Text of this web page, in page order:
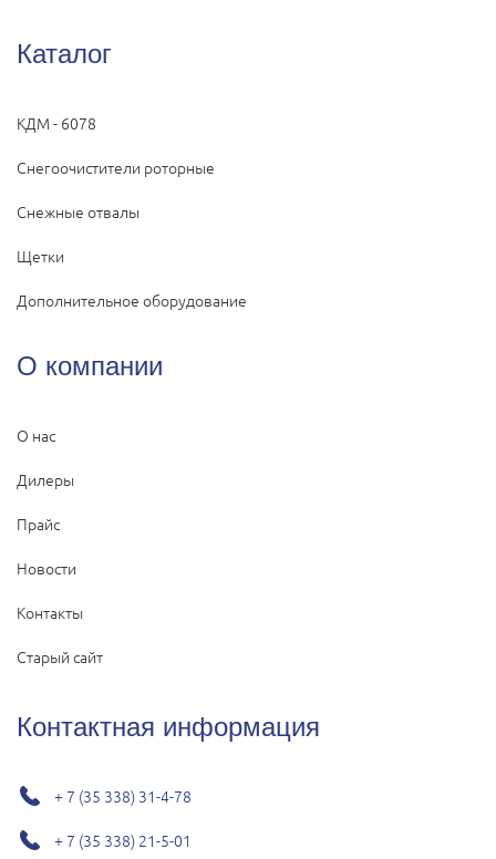
Каталог
КДМ - 6078
Снегоочистители роторные
Снежные отвалы
Щетки
Дополнительное оборудование
О компании
О нас
Дилеры
Прайс
Новости
Контакты
Старый сайт
Контактная информация
+ 7 (35 338) 31-4-78
+ 7 (35 338) 21-5-01